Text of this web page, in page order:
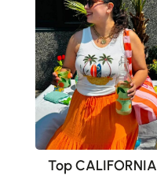
Top CALIFORNIA